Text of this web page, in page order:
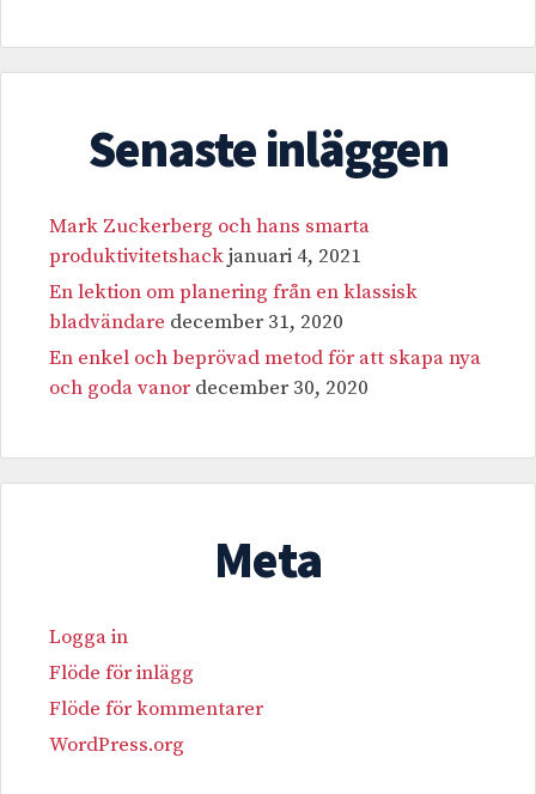
Senaste inläggen
Mark Zuckerberg och hans smarta
produktivitetshackjanuari 4, 2021
En lektion om planering från en klassisk
bladvändare december 31, 2020
En enkel och beprövad metod för att skapa nya
och goda vanor december 30, 2020
Meta
Logga in
Flöde för inlägg
Flöde för kommentarer
WordPress.org